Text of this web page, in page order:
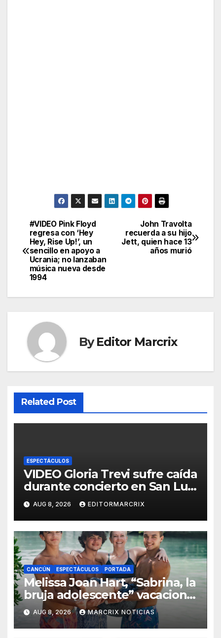
Post
navigation
John Travolta
recuerda a su hijo
Jett, quien hace 13
años murió
#VIDEO Pink Floyd
regresa con ‘Hey
Hey, Rise Up!’, un
sencillo en apoyo a
Ucrania; no lanzaban
música nueva desde
1994
ByEditor Marcrix
Related Post
ESPECTÁCULOS
VIDEO Gloria Trevi sufre caída
durante concierto en San Luis
Potosí
AUG 8, 2026 EDITORMARCRIX
CANCÚN ESPECTÁCULOS PORTADA
Melissa Joan Hart, “Sabrina, la
bruja adolescente” vacaciona
con su familia en Cancún
AUG 8, 2026 MARCRIX NOTICIAS